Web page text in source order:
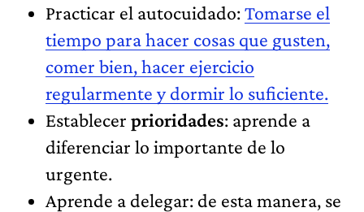
Practicar el autocuidado:Tomarse el
tiempo para hacer cosas que gusten,
comer bien, hacer ejercicio
regularmente y dormir lo suficiente.
Establecer prioridades: aprende a
diferenciar lo importante de lo
urgente.
Aprende a delegar: de esta manera, se